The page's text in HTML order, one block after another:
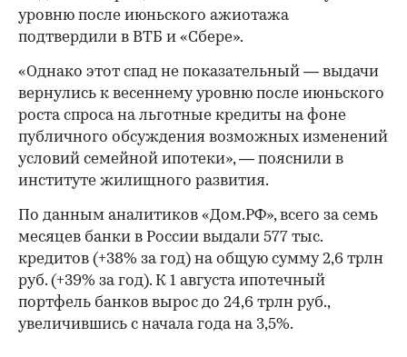
уровню после июньского ажиотажа
подтвердили в ВТБ и «Сбере».
«Однако этот спад не показательный — выдачи
вернулись к весеннему уровню после июньского
роста спроса на льготные кредиты на фоне
публичного обсуждения возможных изменений
условий семейной ипотеки», — пояснили в
институте жилищного развития.
По данным аналитиков «Дом.РФ», всего за семь
месяцев банки в России выдали 577 тыс.
кредитов (+38% за год) на общую сумму 2,6 трлн
руб. (+39% за год). К 1 августа ипотечный
портфель банков вырос до 24,6 трлн руб.,
увеличившись с начала года на 3,5%.